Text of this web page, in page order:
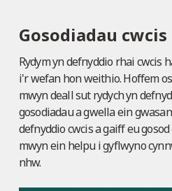
Gosodiadau cwcis
Rydym yn defnyddio rhai cwcis
i'r wefan hon weithio. Hoffem
mwyn deall sut rydych yn
gosodiadau a gwella ein
defnyddio cwcis a gaiff eu
mwyn ein helpu i gyflwyno
nhw.